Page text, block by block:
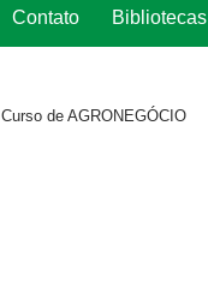
Contato Bibliotecas
de AGRONEGÓCIO